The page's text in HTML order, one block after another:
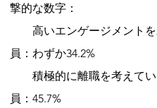
撃的な数字：
高いエンゲージメントを
員：わずか34.2%
積極的に離職を考えてい
員：45.7%